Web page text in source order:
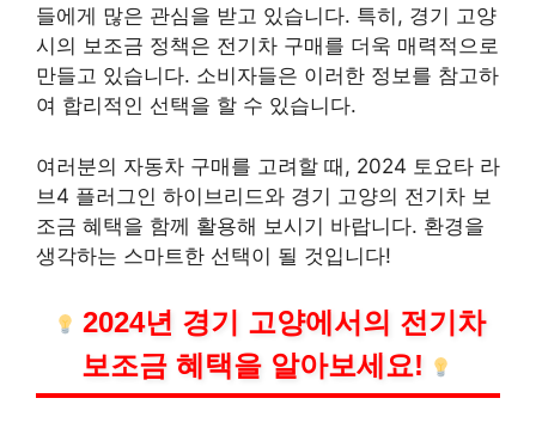
들에게 많은 관심을 받고 있습니다. 특히, 경기 고양
시의 보조금 정책은 전기차 구매를 더욱 매력적으로
만들고 있습니다. 소비자들은 이러한 정보를 참고하
여 합리적인 선택을 할 수 있습니다.
여러분의 자동차 구매를 고려할 때, 2024 토요타 라
브4 플러그인 하이브리드와 경기 고양의 전기차 보
조금 혜택을 함께 활용해 보시기 바랍니다. 환경을
생각하는 스마트한 선택이 될 것입니다!
2024년 경기 고양에서의 전기차
보조금 혜택을 알아보세요!